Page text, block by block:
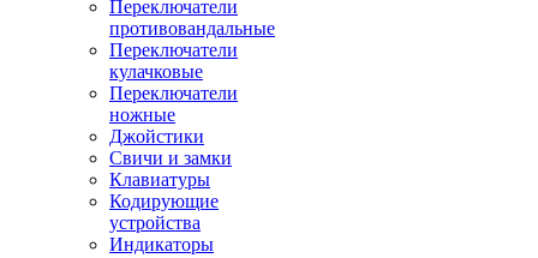
Переключатели
противовандальные
Переключатели
кулачковые
Переключатели
ножные
Джойстики
Свичи и замки
Клавиатуры
Кодирующие
устройства
Индикаторы